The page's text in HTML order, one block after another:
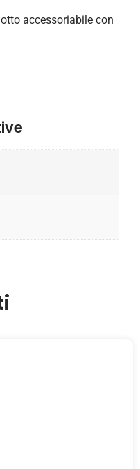
accessoriabile con